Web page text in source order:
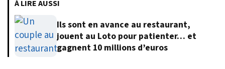
À LIRE AUSSI
Ils sont en avance au restaurant,
jouent au Loto pour patienter… et
gagnent 10 millions d’euros